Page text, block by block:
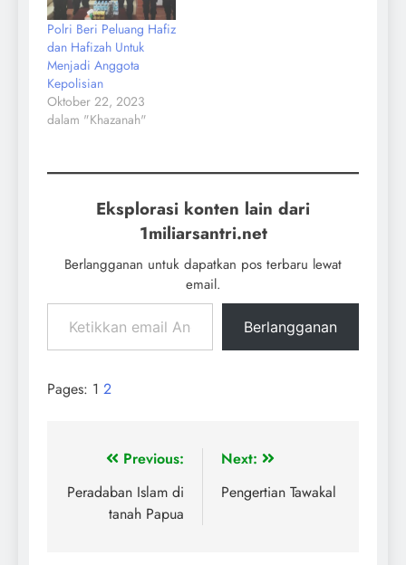
Polri Beri Peluang Hafiz
dan Hafizah Untuk
Menjadi Anggota
Kepolisian
Oktober 22, 2023
dalam "Khazanah"
Eksplorasi konten lain dari
1miliarsantri.net
Berlangganan untuk dapatkan pos terbaru lewat
email.
Berlangganan
Pages: 1 2
Previous:
Peradaban Islam di
tanah Papua
Next:
Pengertian Tawakal